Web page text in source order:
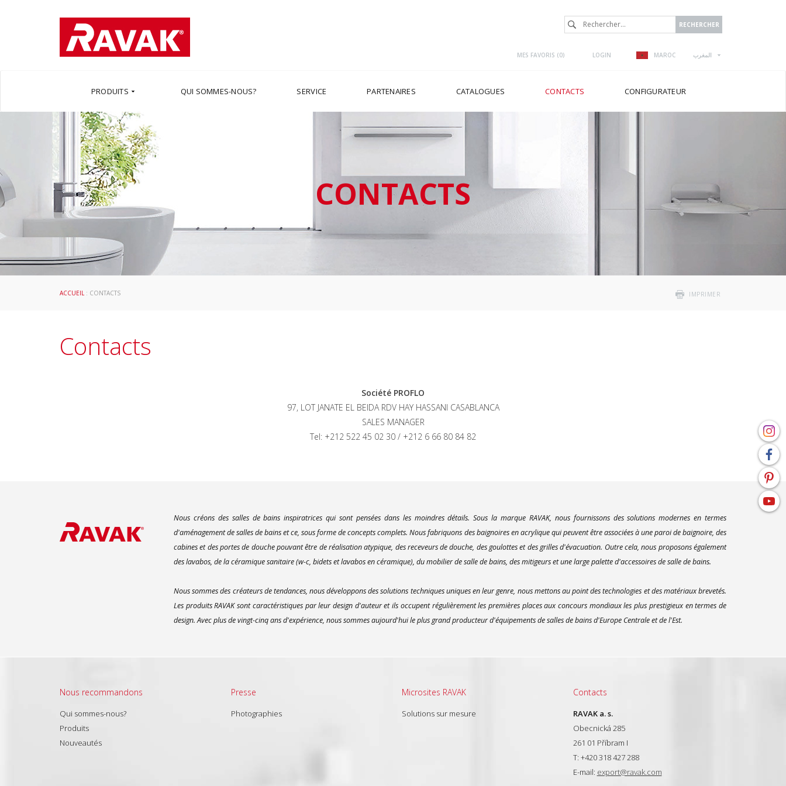
MES FAVORIS (0) LOGIN MAROC المغرب
PRODUITS QUI SOMMES-NOUS? SERVICE PARTENAIRES CATALOGUES CONTACTS CONFIGURATEUR
CONTACTS
IMPRIMER
ACCUEIL : CONTACTS
Contacts
Société PROFLO
97, LOT JANATE EL BEIDA RDV HAY HASSANI CASABLANCA
SALES MANAGER
Tel: +212 522 45 02 30 / +212 6 66 80 84 82
Nous créons des salles de bains inspiratrices qui sont pensées dans les moindres détails. Sous la marque RAVAK, nous fournissons des solutions modernes en termes
d'aménagement de salles de bains et ce, sous forme de concepts complets. Nous fabriquons des baignoires en acrylique qui peuvent être associées à une paroi de baignoire, des
cabines et des portes de douche pouvant être de réalisation atypique, des receveurs de douche, des goulottes et des grilles d'évacuation. Outre cela, nous proposons également
des lavabos, de la céramique sanitaire (w-c, bidets et lavabos en céramique), du mobilier de salle de bains, des mitigeurs et une large palette d'accessoires de salle de bains.
Nous sommes des créateurs de tendances, nous développons des solutions techniques uniques en leur genre, nous mettons au point des technologies et des matériaux brevetés.
Les produits RAVAK sont caractéristiques par leur design d'auteur et ils occupent régulièrement les premières places aux concours mondiaux les plus prestigieux en termes de
design. Avec plus de vingt-cinq ans d'expérience, nous sommes aujourd'hui le plus grand producteur d'équipements de salles de bains d'Europe Centrale et de l'Est.
Nous recommandons
Qui sommes-nous?
Produits
Nouveautés
Presse
Photographies
Microsites RAVAK
Solutions sur mesure
Contacts
RAVAK a. s.
Obecnická 285
261 01 Příbram I
T: +420 318 427 288
E-mail: export@ravak.com